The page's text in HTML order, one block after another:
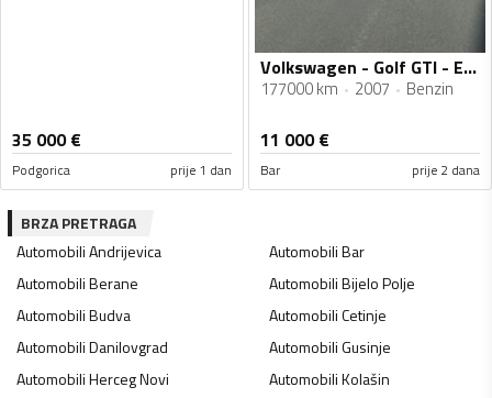
35 000€
Podgorica prije 1 dan
Volkswagen - Golf GTI - Edition 30
177000 km 2007 Benzin
11 000€
Bar prije 2 dana
BRZA PRETRAGA
AutomobiliAndrijevica AutomobiliBar
AutomobiliBerane AutomobiliBijelo Polje
AutomobiliBudva AutomobiliCetinje
AutomobiliDanilovgrad AutomobiliGusinje
AutomobiliHerceg Novi AutomobiliKolašin